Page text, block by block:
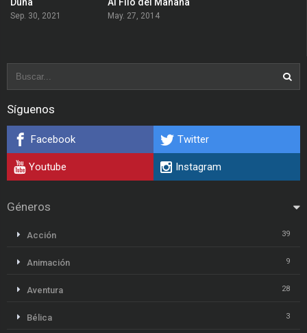
Duna
Sep. 30, 2021
Al Filo del Mañana
May. 27, 2014
Síguenos
Facebook Twitter
Youtube Instagram
Géneros
Acción 39
Animación 9
Aventura 28
Bélica 3